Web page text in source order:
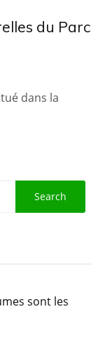
du Parc
dans la
sont les